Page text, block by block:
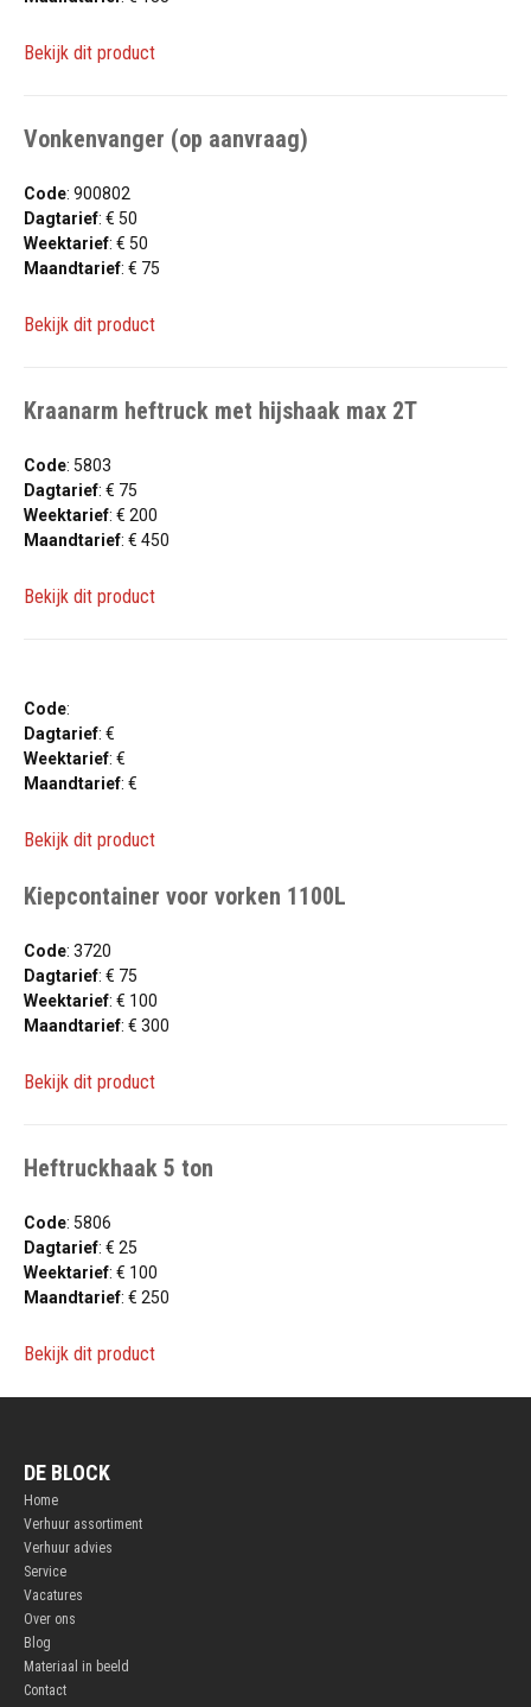
Bekijk dit product
Vonkenvanger (op aanvraag)
Code: 900802
Dagtarief: € 50
Weektarief: € 50
Maandtarief: € 75
Bekijk dit product
Kraanarm heftruck met hijshaak max 2T
Code: 5803
Dagtarief: € 75
Weektarief: € 200
Maandtarief: € 450
Bekijk dit product
Code:
Dagtarief: €
Weektarief: €
Maandtarief: €
Bekijk dit product
Kiepcontainer voor vorken 1100L
Code: 3720
Dagtarief: € 75
Weektarief: € 100
Maandtarief: € 300
Bekijk dit product
Heftruckhaak 5 ton
Code: 5806
Dagtarief: € 25
Weektarief: € 100
Maandtarief: € 250
Bekijk dit product
DE BLOCK
Home
Verhuur assortiment
Verhuur advies
Service
Vacatures
Over ons
Blog
Materiaal in beeld
Contact